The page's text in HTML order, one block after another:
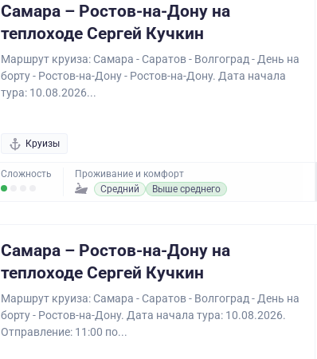
Самара – Ростов-на-Дону на
теплоходе Сергей Кучкин
Маршрут круиза: Самара - Саратов - Волгоград - День на
борту - Ростов-на-Дону - Ростов-на-Дону. Дата начала
тура: 10.08.2026...
Круизы
Сложность
Проживание и комфорт
Средний
Выше среднего
Самара – Ростов-на-Дону на
теплоходе Сергей Кучкин
Маршрут круиза: Самара - Саратов - Волгоград - День на
борту - Ростов-на-Дону. Дата начала тура: 10.08.2026.
Отправление: 11:00 по...